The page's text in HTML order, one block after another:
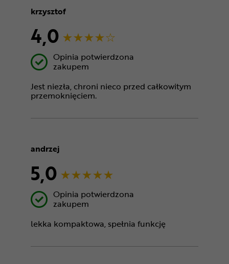
krzysztof
4,0
Opinia potwierdzona
zakupem
Jest niezła, chroni nieco przed całkowitym
przemoknięciem.
andrzej
5,0
Opinia potwierdzona
zakupem
lekka kompaktowa, spełnia funkcję